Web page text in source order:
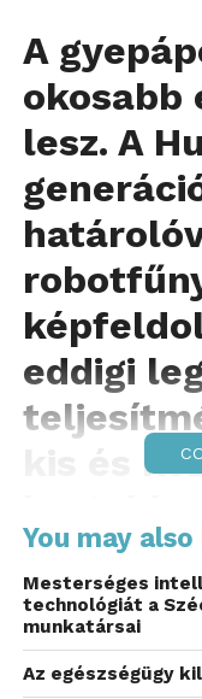
A
okosabb
lesz. A
eddigi
kis és
A Husqvarna
technológiával
évnyi
tavaszán
új kamerának és
You may also
Mesterséges
technológiát a
munkatársai
Az egészségügy